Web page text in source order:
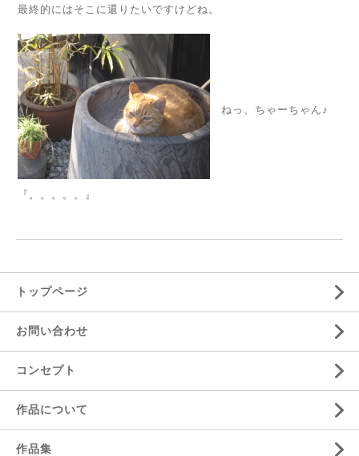
最終的にはそこに還りたいですけどね。
ねっ、ちゃーちゃん♪
『。。。。。』
トップページ
お問い合わせ
コンセプト
作品について
作品集